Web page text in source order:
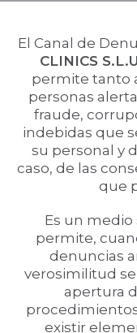
El Canal de
CLINICS
permite tanto
personas
fraude,
indebidas que
su personal y
caso, de las
que
Es un
permite,
denuncias
verosimilitud
apertura
existir